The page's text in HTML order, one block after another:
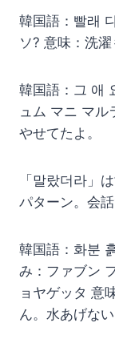
韓国語：빨래
ソ? 意味：洗
韓国語：그 애
ュム マニ マル
やせてたよ。
「말랐더라」
パターン。会
韓国語：화분
み：ファブン
ョヤゲッタ 意
ん。水あげない